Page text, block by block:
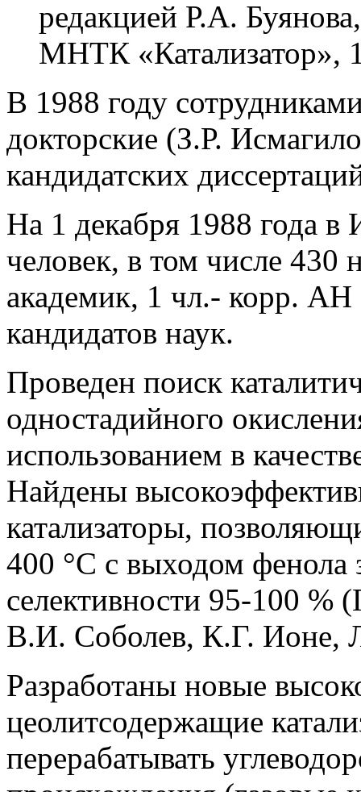
редакцией Р.А.
МНТК «Катализатор»,
В 1988 году
докторские (З.Р.
кандидатских
На 1 декабря 1988 года в
человек, в том числе 430
академик, 1 чл.- корр.
кандидатов наук.
Проведен поиск
одностадийного
использованием в
Найдены
катализаторы,
400 °С с выходом фенола
селективности 95-100
В.И. Соболев, К.Г. Ионе,
Разработаны новые
цеолитсодержащие
перерабатывать